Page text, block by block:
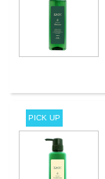
PICK UP